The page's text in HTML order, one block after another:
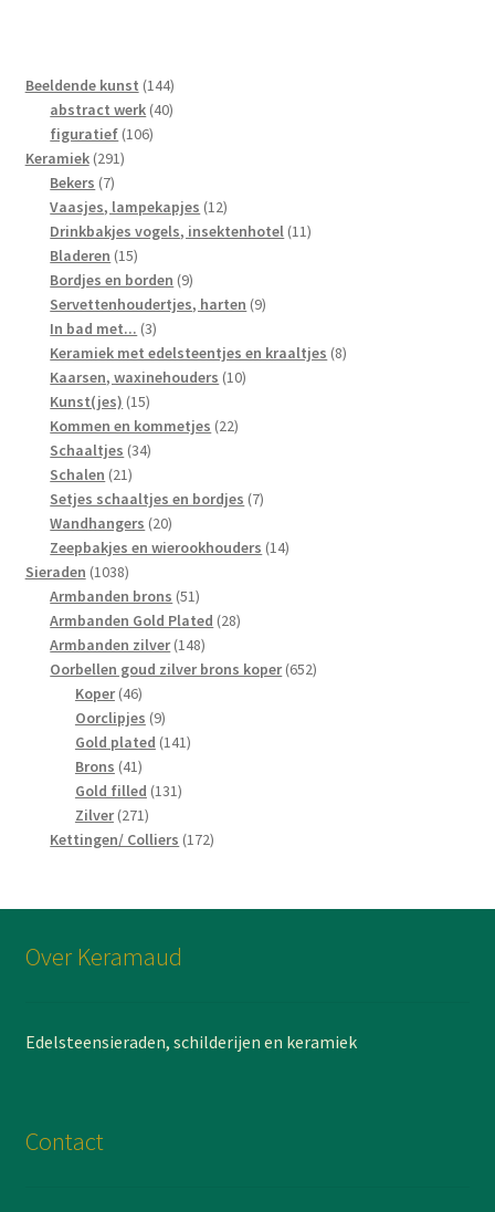
Beeldende kunst 144144
producten
abstract werk 4040
figuratief 106106
Keramiek 291291
Bekers 77
producten
Vaasjes, lampekapjes 1212
producten
Drinkbakjes vogels, insektenhotel 1111
Bladeren 1515
producten
Bordjes en borden 99
producten
Servettenhoudertjes, harten 99
In bad met... 33
producten
Keramiek met edelsteentjes en kraaltjes 88
Kaarsen, waxinehouders 1010
Kunst(jes) 1515
producten
Kommen en kommetjes 2222
Schaaltjes 3434
Schalen 2121
producten
Setjes schaaltjes en bordjes 77
Wandhangers 2020
producten
Zeepbakjes en wierookhouders 1414
Sieraden 10381038
producten
Armbanden brons 5151
producten
Armbanden Gold Plated 2828
Armbanden zilver 148148
producten
Oorbellen goud zilver brons koper 652652
Koper 4646
producten
Oorclipjes 99
producten
Gold plated 141141
Brons 4141
producten
Gold filled 131131
Zilver 271271
producten
Kettingen/ Colliers 172172
Over Keramaud
Edelsteensieraden, schilderijen en keramiek
Contact